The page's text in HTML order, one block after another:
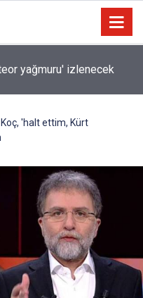
yağmuru' izlenecek
'halt ettim, Kürt